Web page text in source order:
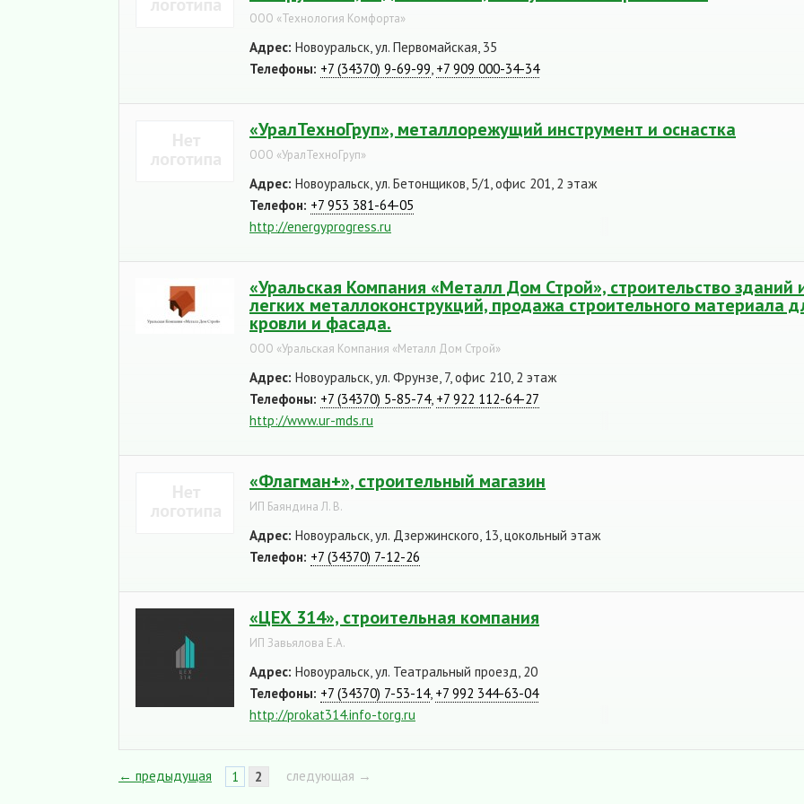
ООО «Технология Комфорта»
Адрес: Новоуральск, ул. Первомайская, 35
Телефоны: +7 (34370) 9-69-99, +7 909 000-34-34
«УралТехноГруп», металлорежущий инструмент и оснастка
ООО «УралТехноГруп»
Адрес: Новоуральск, ул. Бетонщиков, 5/1, офис 201, 2 этаж
Телефон: +7 953 381-64-05
http://energyprogress.ru
«Уральская Компания «Металл Дом Строй», cтроительство зданий
легких металлоконструкций, продажа строительного материала
кровли и фасада.
ООО «Уральская Компания «Металл Дом Строй»
Адрес: Новоуральск, ул. Фрунзе, 7, офис 210, 2 этаж
Телефоны: +7 (34370) 5-85-74, +7 922 112-64-27
http://www.ur-mds.ru
«Флагман+», строительный магазин
ИП Баяндина Л. В.
Адрес: Новоуральск, ул. Дзержинского, 13, цокольный этаж
Телефон: +7 (34370) 7-12-26
«ЦЕХ 314», строительная компания
ИП Завьялова Е.А.
Адрес: Новоуральск, ул. Театральный проезд, 20
Телефоны: +7 (34370) 7-53-14, +7 992 344-63-04
http://prokat314.info-torg.ru
← предыдущая 1 2 следующая →